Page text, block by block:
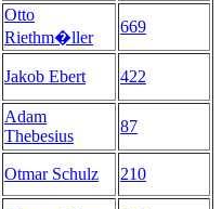
Otto
Riethm�ller
669
Jakob Ebert 422
Adam
Thebesius
87
Otmar Schulz
210